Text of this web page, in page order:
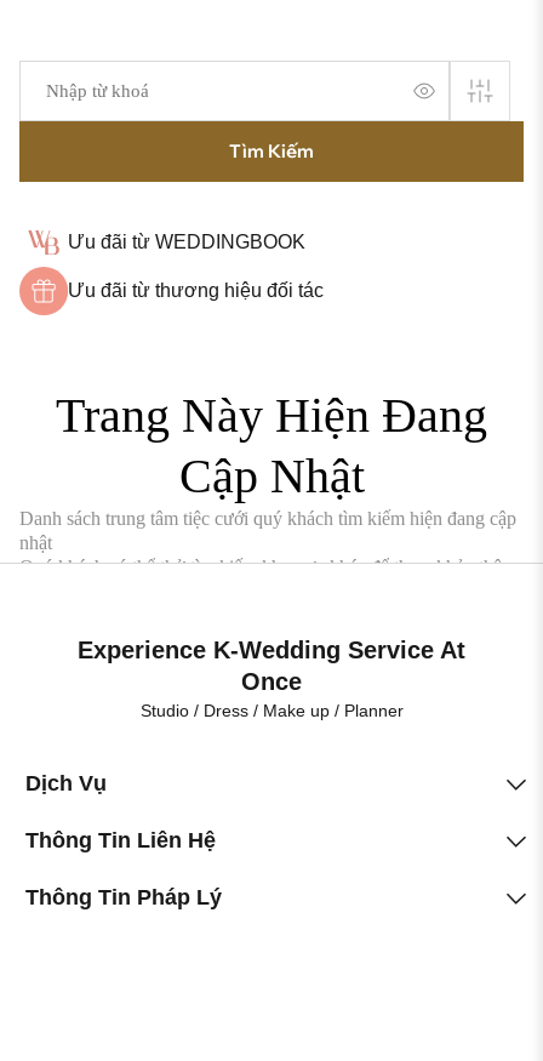
Tìm Kiếm
Ưu đãi từ WEDDINGBOOK
Ưu đãi từ thương hiệu đối tác
Trang Này Hiện Đang
Cập Nhật
Danh sách trung tâm tiệc cưới quý khách tìm kiếm hiện đang cập
nhật
Quý khách có thể thử tìm kiếm khu vực khác để tham khảo thêm
Experience K-Wedding Service At
Once
Studio / Dress / Make up / Planner
Dịch Vụ
Thông Tin Liên Hệ
Thông Tin Pháp Lý